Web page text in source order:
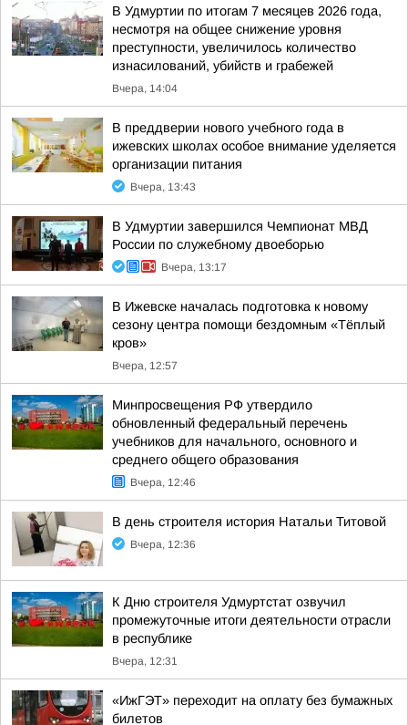
В Удмуртии по итогам 7 месяцев 2026 года,
несмотря на общее снижение уровня
преступности, увеличилось количество
изнасилований, убийств и грабежей
Вчера, 14:04
В преддверии нового учебного года в
ижевских школах особое внимание уделяется
организации питания
Вчера, 13:43
В Удмуртии завершился Чемпионат МВД
России по служебному двоеборью
Вчера, 13:17
В Ижевске началась подготовка к новому
сезону центра помощи бездомным «Тёплый
кров»
Вчера, 12:57
Минпросвещения РФ утвердило
обновленный федеральный перечень
учебников для начального, основного и
среднего общего образования
Вчера, 12:46
В день строителя история Натальи Титовой
Вчера, 12:36
К Дню строителя Удмуртстат озвучил
промежуточные итоги деятельности отрасли
в республике
Вчера, 12:31
«ИжГЭТ» переходит на оплату без бумажных
билетов